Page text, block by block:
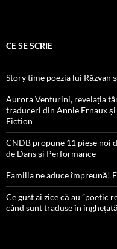
CE SE SCRIE
Story time poezia lui Răzvan
Aurora Venturini, revelația
traduceri din Annie Ernaux
Fiction
CNDB propune 11 piese noi
de Dans și Performance
Familia ne aduce împreună!
Ce gust ai zice că au ”poetic
când sunt traduse în înghețată